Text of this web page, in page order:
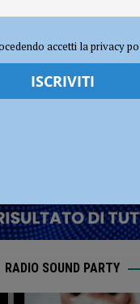
nella provincia di
Attualità
RADIO SOUND PARTY
accetti la privacy